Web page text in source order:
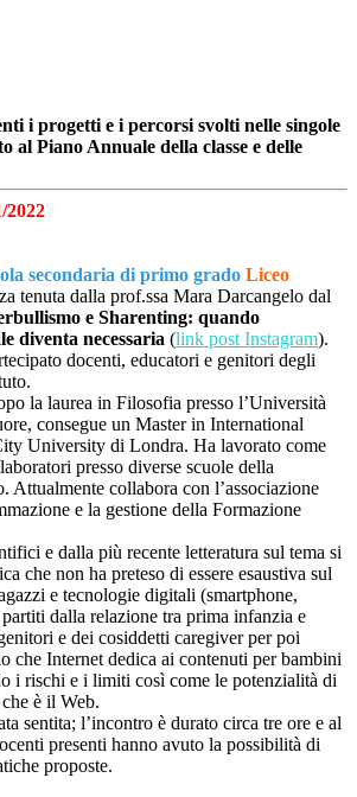
i progetti e i percorsi svolti nelle singole
al Piano Annuale della classe e delle
2022
secondaria di primo grado Liceo
tenuta dalla prof.ssa Mara Darcangelo dal
e Sharenting: quando
diventa necessaria (link post Instagram).
docenti, educatori e genitori degli
la laurea in Filosofia presso l’Università
consegue un Master in International
University di Londra. Ha lavorato come
presso diverse scuole della
Attualmente collabora con l’associazione
e la gestione della Formazione
e dalla più recente letteratura sul tema si
che non ha preteso di essere esaustiva sul
e tecnologie digitali (smartphone,
dalla relazione tra prima infanzia e
e dei cosiddetti caregiver per poi
che Internet dedica ai contenuti per bambini
i rischi e i limiti così come le potenzialità di
è il Web.
sentita; l’incontro è durato circa tre ore e al
presenti hanno avuto la possibilità di
proposte.